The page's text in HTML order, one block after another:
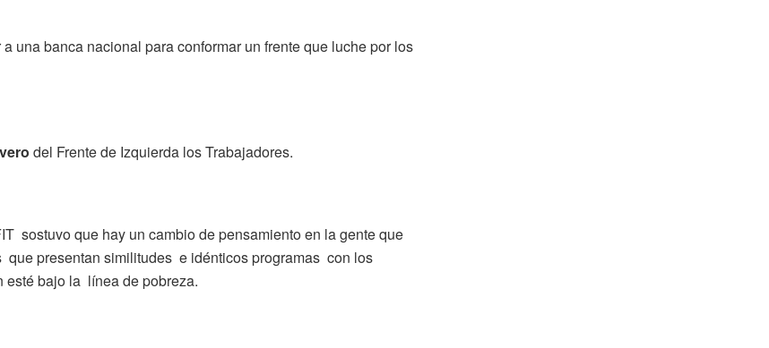
una banca nacional para conformar un frente que luche por los
del Frente de Izquierda los Trabajadores.
sostuvo que hay un cambio de pensamiento en la gente que
presentan similitudes e idénticos programas con los
bajo la línea de pobreza.